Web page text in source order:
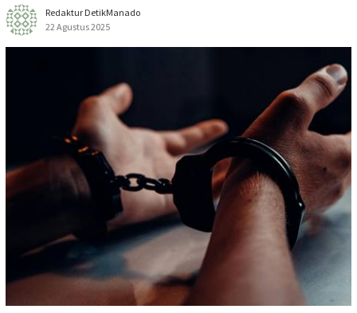
Redaktur DetikManado
22 Agustus 2025